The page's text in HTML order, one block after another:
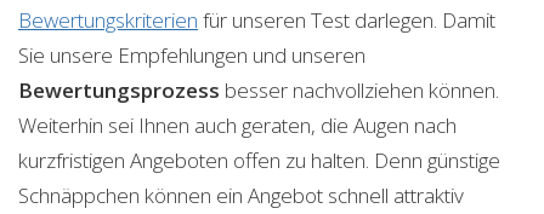
Bewertungskriterien für unseren Test darlegen. Damit
Sie unsere Empfehlungen und unseren
Bewertungsprozess besser nachvollziehen können.
Weiterhin sei Ihnen auch geraten, die Augen nach
kurzfristigen Angeboten offen zu halten. Denn günstige
Schnäppchen können ein Angebot schnell attraktiv